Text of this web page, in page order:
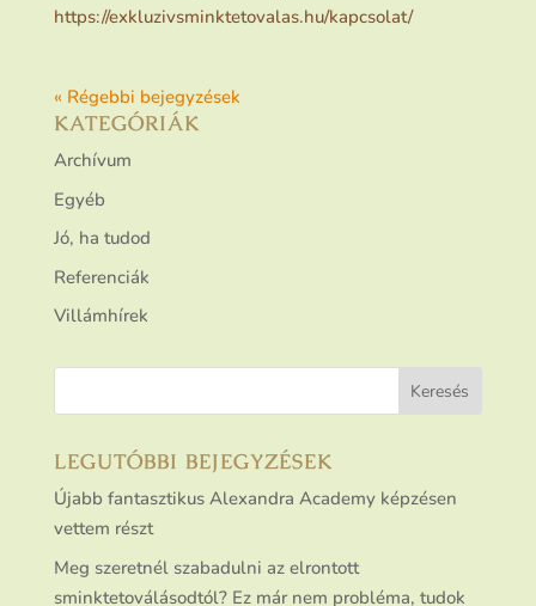
https://exkluzivsminktetovalas.hu/kapcsolat/
« Régebbi bejegyzések
KATEGÓRIÁK
Archívum
Egyéb
Jó, ha tudod
Referenciák
Villámhírek
LEGUTÓBBI BEJEGYZÉSEK
Újabb fantasztikus Alexandra Academy képzésen
vettem részt
Meg szeretnél szabadulni az elrontott
sminktetoválásodtól? Ez már nem probléma, tudok